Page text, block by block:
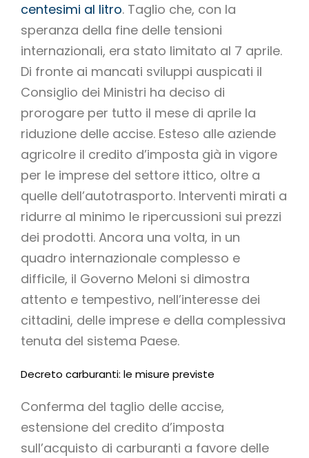
centesimi al litro. Taglio che, con la
speranza della fine delle tensioni
internazionali, era stato limitato al 7 aprile.
Di fronte ai mancati sviluppi auspicati il
Consiglio dei Ministri ha deciso di
prorogare per tutto il mese di aprile la
riduzione delle accise. Esteso alle aziende
agricolre il credito d’imposta già in vigore
per le imprese del settore ittico, oltre a
quelle dell’autotrasporto. Interventi mirati a
ridurre al minimo le ripercussioni sui prezzi
dei prodotti. Ancora una volta, in un
quadro internazionale complesso e
difficile, il Governo Meloni si dimostra
attento e tempestivo, nell’interesse dei
cittadini, delle imprese e della complessiva
tenuta del sistema Paese.
Decreto carburanti: le misure previste
Conferma del taglio delle accise,
estensione del credito d’imposta
sull’acquisto di carburanti a favore delle